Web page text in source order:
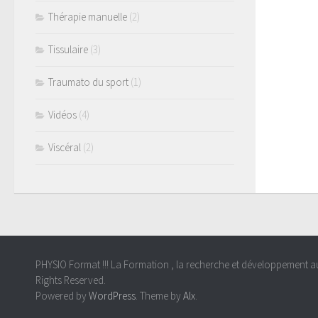
Thérapie manuelle (2)
Tissulaire (3)
Traumato du sport (1)
Vidéos (4)
Viscéral (2)
PHYSIO Format !!! La Formation , la recherche et développement
Rights Reserved.
Powered by WordPress. Theme by Alx.